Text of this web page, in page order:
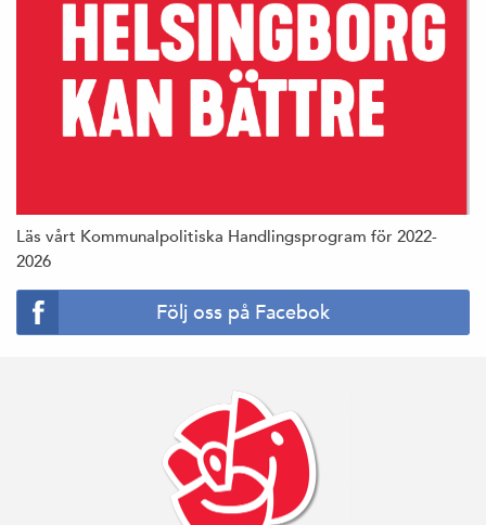
Läs vårt Kommunalpolitiska Handlingsprogram för 2022-
2026
Följ oss på Facebok